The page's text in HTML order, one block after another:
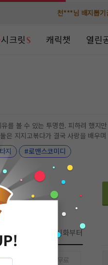
천***님 배지뽑기
천***님 배지뽑기
메**님 노벨패스 체험
메**님 노벨패스 체험
갈***님 후원
갈***님 후원
시크릿 캐릭챗 열린
지 #로맨스코미디
최신화부터
무료